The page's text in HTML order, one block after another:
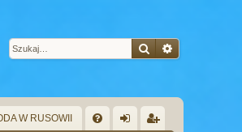
Szukaj
W RUSOWII